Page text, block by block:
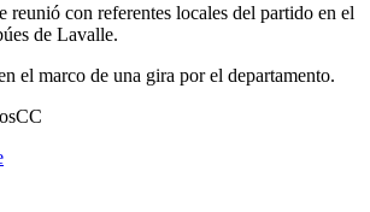
reunió con referentes locales del partido en el
de Lavalle.
el marco de una gira por el departamento.